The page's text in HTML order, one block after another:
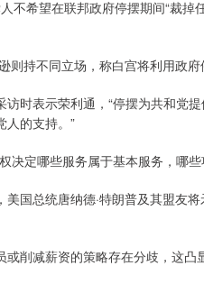
希望在联邦政府停摆期间“裁掉
持不同立场，称白宫将利用政府
表示荣利通，“停摆为共和党
人的支持。”
定哪些服务属于基本服务，哪些
总统唐纳德·特朗普及其盟友
减薪资的策略存在分歧，这凸